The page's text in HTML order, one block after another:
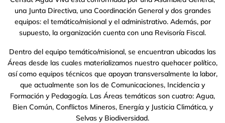
una Junta Directiva, una Coordinación General y dos grandes
equipos: el temático/misional y el administrativo. Además, por
supuesto, la organización cuenta con una Revisoría Fiscal.
Dentro del equipo temático/misional, se encuentran ubicadas las
Áreas desde las cuales materializamos nuestro quehacer político,
así como equipos técnicos que apoyan transversalmente la labor,
que actualmente son los de Comunicaciones, Incidencia y
Formación y Pedagogía. Las Áreas temáticas son cuatro: Agua,
Bien Común, Conflictos Mineros, Energía y Justicia Climática, y
Selvas y Biodiversidad.